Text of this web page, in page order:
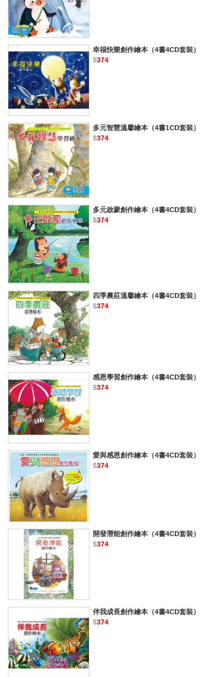
幸福快樂創作繪本（4書4CD套裝）
$374
多元智慧溫馨繪本（4書1CD套裝）
$374
多元啟蒙創作繪本（4書4CD套裝）
$374
四季農莊溫馨繪本（4書4CD套裝）
$374
感恩學習創作繪本（4書4CD套裝）
$374
愛與感恩創作繪本（4書4CD套裝）
$374
開發潛能創作繪本（4書4CD套裝）
$374
伴我成長創作繪本（4書4CD套裝）
$374